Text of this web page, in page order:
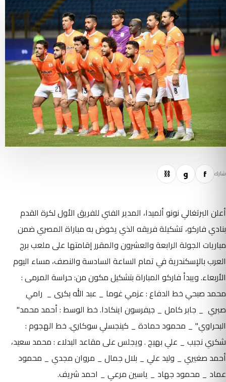
شارك f و ⛓
أعلن البرتغالي نونو ألميدا، المدير الفني للفريق الأول لكرة القدم
بنادي فاركو، تشكيلة فريقه الذي يخوض به مباراة المصري ضمن
مباريات الجولة الرابعة والعشرون والمقرر إقامتها على ملعب برج
العرب بالإسكندرية في تمام الساعة السادسة والنصف، مساء اليوم
الأربعاء. ويبدأ فاركو المباراة بتشكيل مكون من: حراسة المرمى :
محمد صبحي خط الدفاع : عزمي غوما _ عبد الله بكرى _ رامي
صبري _ جابر كامل _ جيفرسون اينكادا.خط الوسط : أحمد محمد"
البحراوي" _ محمود حمادة _ كينجسلي سوكاري. خط الهجوم :
شكري نجيب _ علي بهيج .ويجلس على مقاعد البدلاء : محمد سعيد،
أحمد صغيري _ وليد علي _ بلال جمال _ مروان مجدي _ محمود
عماد _ محمود جهاد _ ياسين مرعي _ احمد شريف.